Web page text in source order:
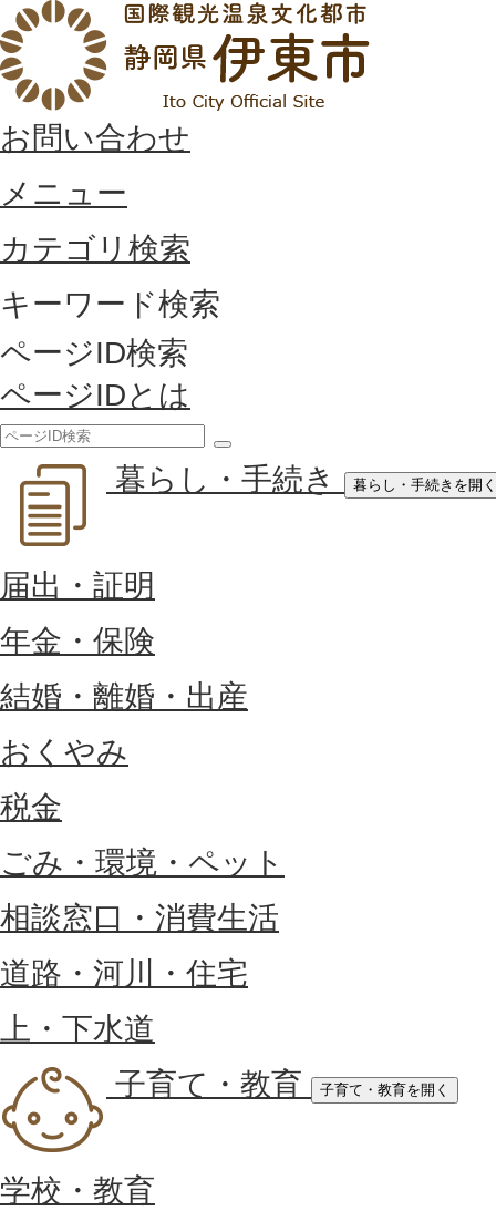
お問い合わせ
メニュー
カテゴリ検索
キーワード検索
ページID検索
ページIDとは
索
暮らし・手続き 暮らし・手続きを開く
届出・証明
年金・保険
結婚・離婚・出産
おくやみ
税金
ごみ・環境・ペット
相談窓口・消費生活
道路・河川・住宅
上・下水道
子育て・教育
子育て・教育を開く
学校・教育